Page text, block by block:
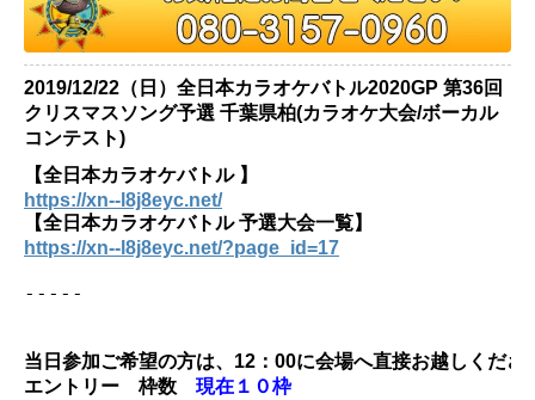
2019/12/22（日）全日本カラオケバトル2020GP 第36回
クリスマスソング予選 千葉県柏(カラオケ大会/ボーカル
コンテスト)
【全日本カラオケバトル 】
https://xn--l8j8eyc.net/
【全日本カラオケバトル 予選大会一覧】
https://xn--l8j8eyc.net/?page_id=17
当日参加ご希望の方は、12：00に会場へ直接お越しくださ
エントリー　枠数 現在１０枠